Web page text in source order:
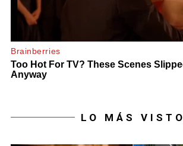
LO MÁS VISTO